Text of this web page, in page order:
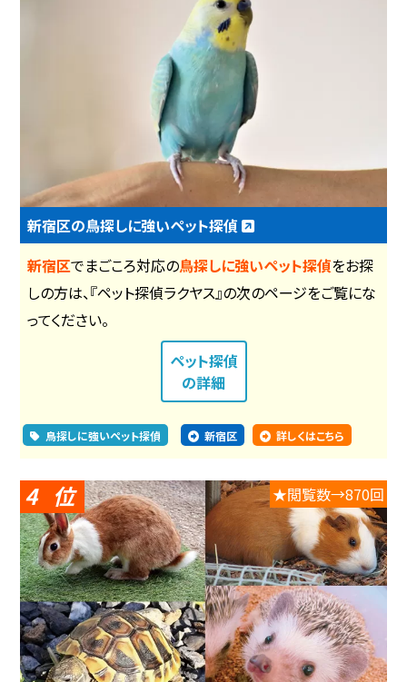
新宿区の鳥探しに強いペット探偵
新宿区でまごころ対応の鳥探しに強いペット探偵をお探
しの方は、『ペット探偵ラクヤス』の次のページをご覧にな
ってください。
ペット探偵
の詳細
鳥探しに強いペット探偵 新宿区 詳しくはこちら
4 ★閲覧数→870回